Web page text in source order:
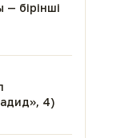
— бірінші
4)